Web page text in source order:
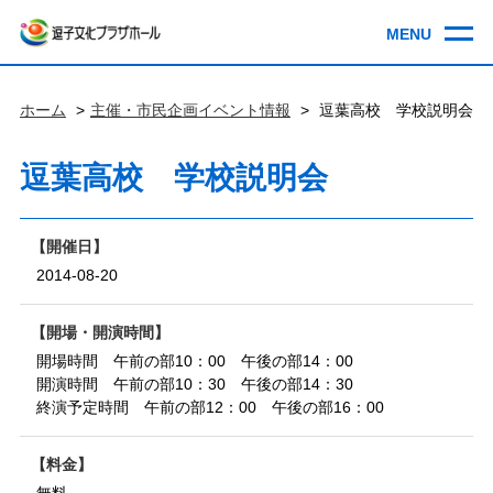
ホーム 主催・市民企画イベント情報 逗葉高校 学校説明会
逗葉高校 学校説明会
開催日
2014-08-20
開場・開演時間
開場時間 午前の部10：00 午後の部14：00
開演時間 午前の部10：30 午後の部14：30
終演予定時間 午前の部12：00 午後の部16：00
料金